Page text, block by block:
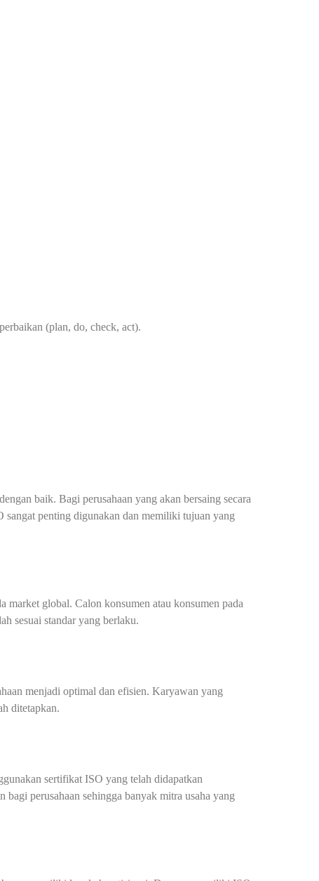
(plan, do, check, act).
baik. Bagi perusahaan yang akan bersaing secara
penting digunakan dan memiliki tujuan yang
global. Calon konsumen atau konsumen pada
sesuai standar yang berlaku.
menjadi optimal dan efisien. Karyawan yang
ditetapkan.
sertifikat ISO yang telah didapatkan
perusahaan sehingga banyak mitra usaha yang